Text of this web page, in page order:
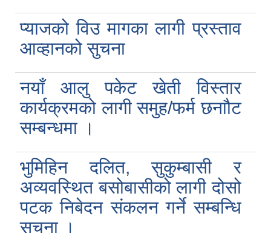
प्याजको विउ मागका लागी प्रस्ताव
आव्हानको सुचना
नयाँ आलु पकेट खेती विस्तार
कार्यक्रमको लागी समुह/फर्म छनाौट
सम्बन्धमा ।
भुमिहिन दलित, सुकुम्बासी र
अव्यवस्थित बसोबासीको लागी दोसो
पटक निबेदन संकलन गर्ने सम्बन्धि
सूचना ।